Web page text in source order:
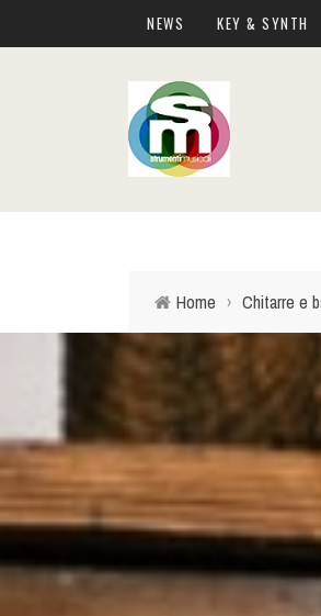
NEWS KEY & SYNTH
Home › Chitarre e